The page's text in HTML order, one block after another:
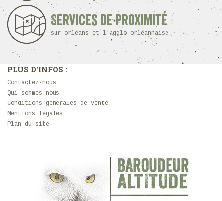
Services de proximité
sur orléans et l'agglo orléannaise
PLUS D'INFOS :
Contactez-nous
Qui sommes nous
Conditions générales de vente
Mentions légales
Plan du site